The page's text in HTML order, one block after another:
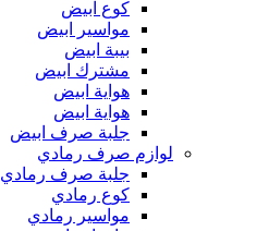
كوع ابيض
مواسير ابيض
بيبة ابيض
مشترك ابيض
هواية ابيض
هواية ابيض
جلبة صرف ابيض
لوازم صرف رمادي
جلبة صرف رمادي
كوع رمادي
مواسير رمادي